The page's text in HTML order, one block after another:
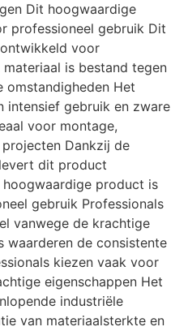
Dit hoogwaardige
professioneel gebruik Dit
voor
is bestand tegen
omstandigheden Het
intensief gebruik en zware
voor montage,
Dankzij de
dit product
product is
gebruik Professionals
vanwege de krachtige
waarderen de consistente
kiezen vaak voor
eigenschappen Het
industriële
van materiaalsterkte en